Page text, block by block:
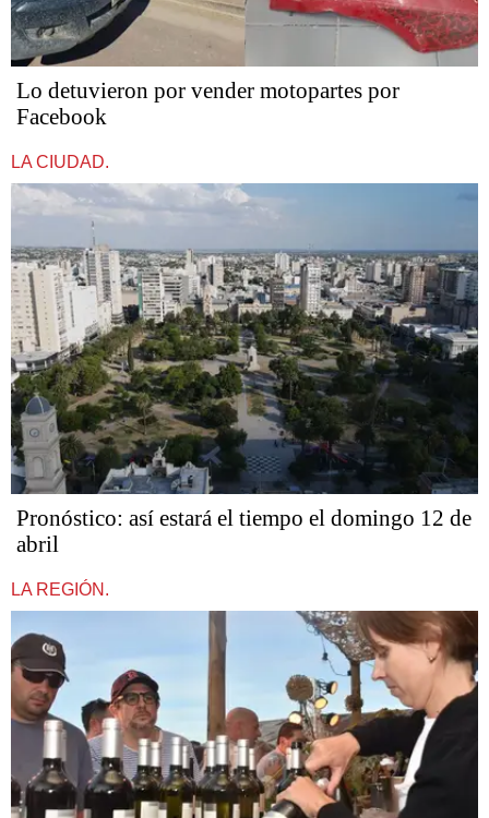
Lo detuvieron por vender motopartes por
Facebook
LA CIUDAD.
Pronóstico: así estará el tiempo el domingo 12 de
abril
LA REGIÓN.